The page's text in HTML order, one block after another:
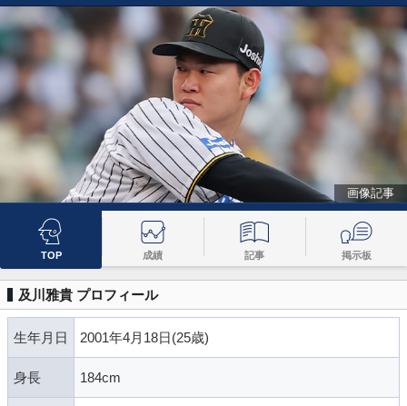
画像記事
TOP 成績 記事 掲示板
及川雅貴 プロフィール
生年月日 2001年4月18日(25歳)
身長 184cm